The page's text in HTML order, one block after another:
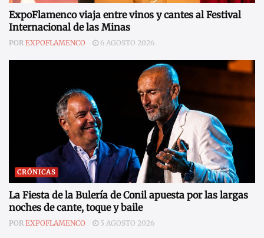
ExpoFlamenco viaja entre vinos y cantes al Festival
Internacional de las Minas
POR EXPOFLAMENCO 6 AGOSTO 2026
CRÓNICAS
La Fiesta de la Bulería de Conil apuesta por las largas
noches de cante, toque y baile
POR EXPOFLAMENCO 5 AGOSTO 2026